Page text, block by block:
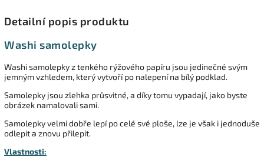
Detailní popis produktu
Washi samolepky
Washi samolepky z tenkého rýžového papíru jsou jedinečné svým
jemným vzhledem, který vytvoří po nalepení na bílý podklad.
Samolepky jsou zlehka průsvitné, a díky tomu vypadají, jako byste
obrázek namalovali sami.
Samolepky velmi dobře lepí po celé své ploše, lze je však i jednoduše
odlepit a znovu přilepit.
Vlastnosti: